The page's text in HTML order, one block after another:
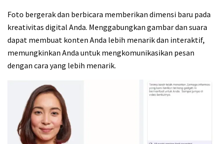
Foto bergerak dan berbicara memberikan dimensi baru pada
kreativitas digital Anda. Menggabungkan gambar dan suara
dapat membuat konten Anda lebih menarik dan interaktif,
memungkinkan Anda untuk mengkomunikasikan pesan
dengan cara yang lebih menarik.